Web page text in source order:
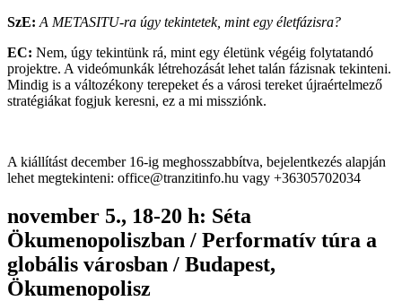
SzE: A METASITU-ra úgy tekintetek, mint egy életfázisra?
EC: Nem, úgy tekintünk rá, mint egy életünk végéig folytatandó
projektre. A videómunkák létrehozását lehet talán fázisnak tekinteni.
Mindig is a változékony terepeket és a városi tereket újraértelmező
stratégiákat fogjuk keresni, ez a mi missziónk.
A kiállítást december 16-ig meghosszabbítva, bejelentkezés alapján
lehet megtekinteni: office@tranzitinfo.hu vagy +36305702034
november 5., 18-20 h: Séta
Ökumenopoliszban / Performatív túra a
globális városban / Budapest,
Ökumenopolisz